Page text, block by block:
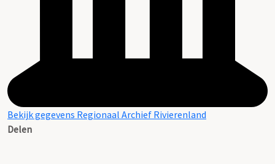
Bekijk gegevens Regionaal Archief Rivierenland
Delen